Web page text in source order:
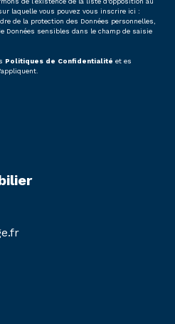
laquelle vous pouvez vous inscrire ici :
de la protection des Données personnelles,
Données sensibles dans le champ de saisie
Politiques de Confidentialité et es